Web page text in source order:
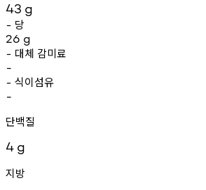
43 g
- 당
26 g
- 대체 감미료
-
- 식이섬유
-
단백질
4 g
지방